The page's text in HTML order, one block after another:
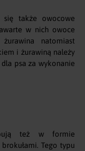
się także owocowe
w nich owoce
natomiast
i żurawiną należy
psa za wykonanie
też w formie
Tego typu